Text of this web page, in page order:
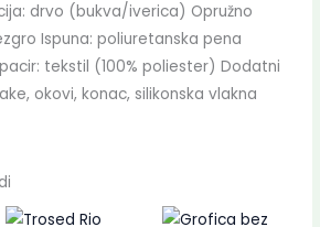
drvo (bukva/iverica) Opružno
Ispuna: poliuretanska pena
tekstil (100% poliester) Dodatni
okovi, konac, silikonska vlakna